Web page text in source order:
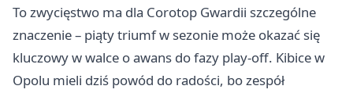
To zwycięstwo ma dla Corotop Gwardii szczególne
znaczenie – piąty triumf w sezonie może okazać się
kluczowy w walce o awans do fazy play-off. Kibice w
Opolu mieli dziś powód do radości, bo zespół